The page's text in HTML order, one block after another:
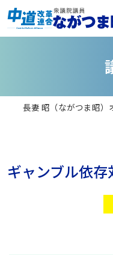
長妻 昭（ながつま昭）
ギャンブル依